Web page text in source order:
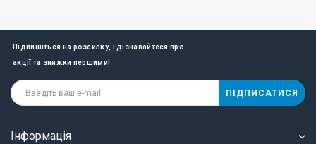
Підпишіться на розсилку, і дізнавайтеся про
акції та знижки першими!
ПІДПИСАТИСЯ
Інформація